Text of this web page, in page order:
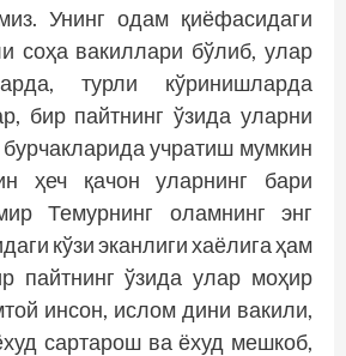
Унинг одам қиёфасидаги
соҳа вакиллари бўлиб, улар
турли кўринишларда
бир пайтнинг ўзида уларни
учратиш мумкин
ҳеч қачон уларнинг бари
Темурнинг оламнинг энг
кўзи эканлиги хаёлига ҳам
пайтнинг ўзида улар моҳир
инсон, ислом дини вакили,
сартарош ва ёхуд мешкоб,